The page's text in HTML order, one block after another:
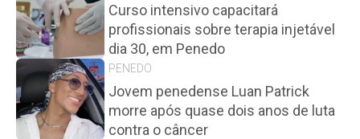
Curso intensivo capacitará
profissionais sobre terapia injetável
dia 30, em Penedo
PENEDO
Jovem penedense Luan Patrick
morre após quase dois anos de luta
contra o câncer